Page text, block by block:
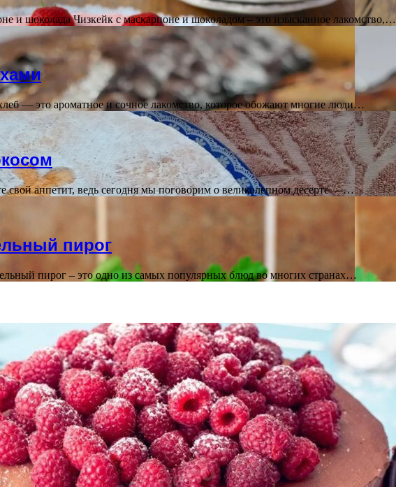
и шоколада Чизкейк с маскарпоне и шоколадом – это изысканное лакомство,…
— это ароматное и сочное лакомство, которое обожают многие люди…
свой аппетит, ведь сегодня мы поговорим о великолепном десерте —…
пирог
пирог – это одно из самых популярных блюд во многих странах…